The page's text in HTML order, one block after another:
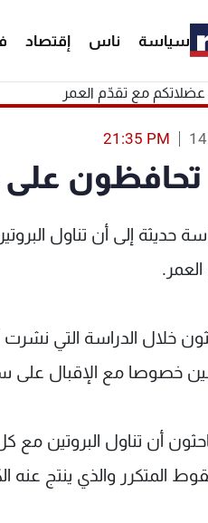
سياسة ناس إقتصاد
21:35 PM
تحافظون على
حديثة إلى أن تناول
خلال الدراسة التي
خصوصا مع الإقبال على
المتكرر والذي ينتج عنه